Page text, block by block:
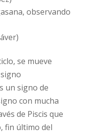
observando
se mueve
un signo de
con mucha
de Piscis que
fin último del